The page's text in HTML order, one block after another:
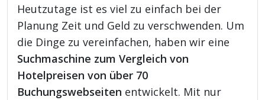
Heutzutage ist es viel zu einfach bei der
Planung Zeit und Geld zu verschwenden. Um
die Dinge zu vereinfachen, haben wir eine
Suchmaschine zum Vergleich von
Hotelpreisen von über 70
Buchungswebseiten entwickelt. Mit nur